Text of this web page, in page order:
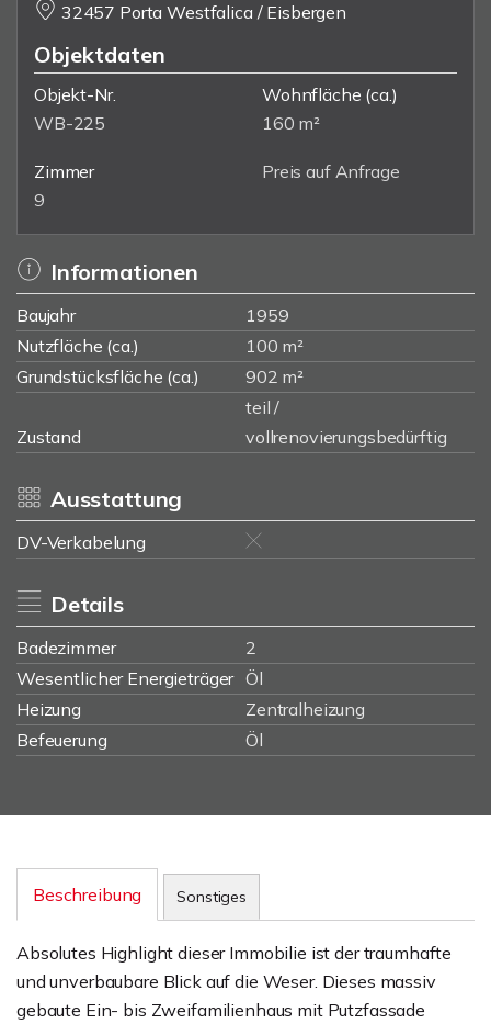
32457 Porta Westfalica / Eisbergen
Objektdaten
Objekt-Nr.
WB-225
Wohnfläche (ca.)
160 m²
Zimmer
9
Preis auf Anfrage
Informationen
Baujahr
1959
Nutzfläche (ca.)
100 m²
Grundstücksfläche (ca.)
902 m²
Zustand
teil /
vollrenovierungsbedürftig
Ausstattung
DV-Verkabelung
Details
Badezimmer
2
Wesentlicher Energieträger Öl
Heizung
Zentralheizung
Befeuerung
Öl
Beschreibung Sonstiges
Absolutes Highlight dieser Immobilie ist der traumhafte
und unverbaubare Blick auf die Weser. Dieses massiv
gebaute Ein- bis Zweifamilienhaus mit Putzfassade